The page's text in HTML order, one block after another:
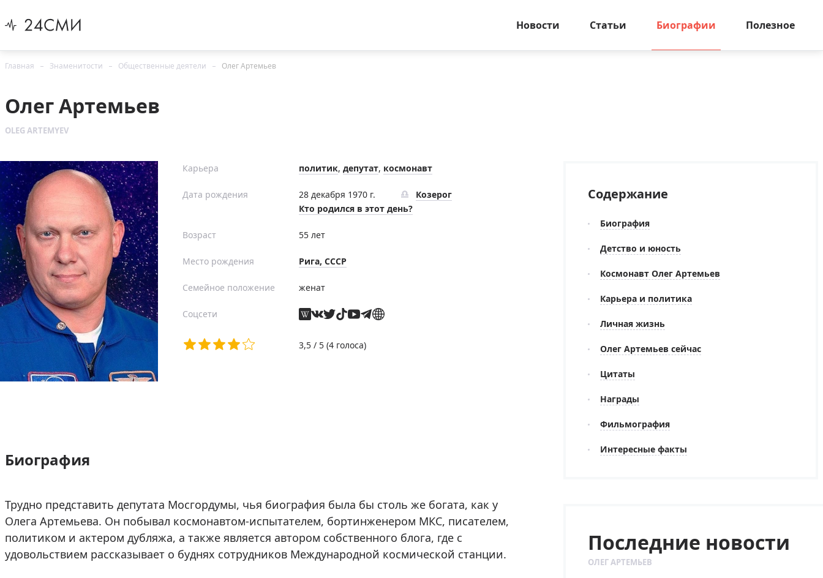
Новости Статьи Биографии Полезное
Главная Знаменитости Общественные деятели Олег Артемьев
Олег Артемьев
OLEG ARTEMYEV
Карьера политик, депутат, космонавт
Дата рождения 28 декабря 1970 г.
Козерог
Кто родился в этот день?
Возраст 55 лет
Место рождения Рига, СССР
Семейное положение женат
Соцсети
3,5 / 5 (4 голоса)
Биография
Трудно представить депутата Мосгордумы, чья биография была бы столь же богата, как у
Олега Артемьева. Он побывал космонавтом-испытателем, бортинженером МКС, писателем,
политиком и актером дубляжа, а также является автором собственного блога, где с
удовольствием рассказывает о буднях сотрудников Международной космической станции.
Содержание
Биография
Детство и юность
Космонавт Олег Артемьев
Карьера и политика
Личная жизнь
Олег Артемьев сейчас
Цитаты
Награды
Фильмография
Интересные факты
Последние новости
ОЛЕГ АРТЕМЬЕВ